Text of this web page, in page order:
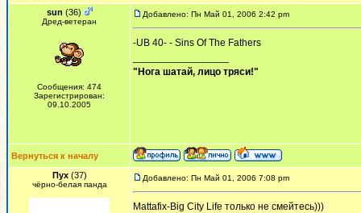
sun (36)
Дред-ветеран
Сообщения: 474
Зарегистрирован:
09.10.2005
Добавлено: Пн Май 01, 2006 2:42 pm
-UB 40- - Sins Of The Fathers
"Нога шатай, лицо тряси!"
Вернуться к началу
Пух(37)
чёрно-белая панда
Добавлено: Пн Май 01, 2006 7:08 pm
Mattafix-Big City Life только не смейтесь)))